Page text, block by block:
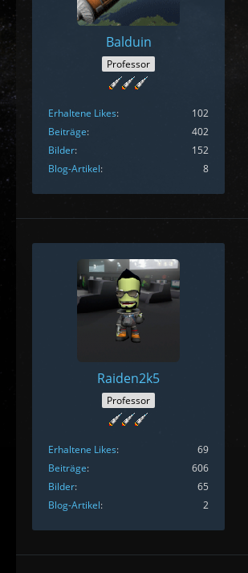
Balduin
Professor
Erhaltene Likes
102
Beiträge
402
Bilder
152
Blog-Artikel
8
Raiden2k5
Professor
Erhaltene Likes
69
Beiträge
606
Bilder
65
Blog-Artikel
2